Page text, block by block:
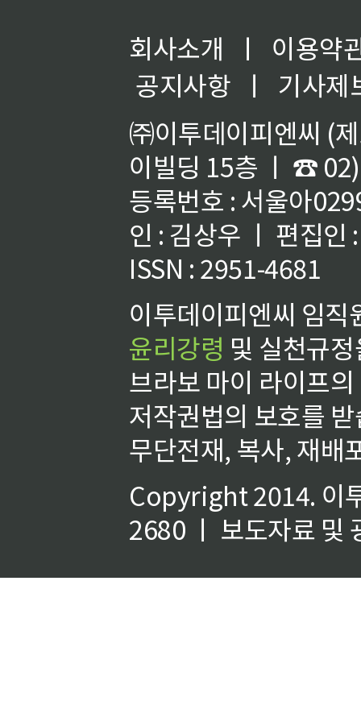
회사소개 ㅣ
이용약
공지사항
ㅣ
기사제
㈜이투데이피엔씨 (
이빌딩 15층 ㅣ ☎
등록번호 : 서울아
인 : 김상우 ㅣ 편집인
ISSN : 2951-4681
이투데이피엔씨 임
윤리강령 및 실천규
브라보 마이 라이프
저작권법의 보호를
무단전재, 복사, 재배
Copyright 2014. 이
2680 ㅣ 보도자료